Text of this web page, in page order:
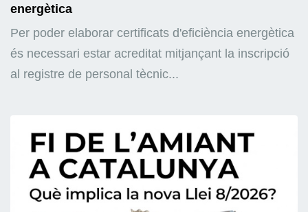
energètica
Per poder elaborar certificats d'eficiència energètica
és necessari estar acreditat mitjançant la inscripció
al registre de personal tècnic...